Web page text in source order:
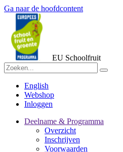
Ga naar de hoofdcontent
EU Schoolfruit
English
Webshop
Inloggen
Deelname & Programma
Overzicht
Inschrijven
Voorwaarden